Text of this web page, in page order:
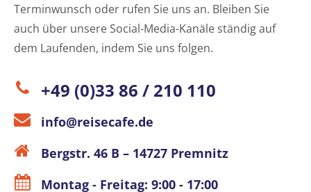
Terminwunsch oder rufen Sie uns an. Bleiben Sie
auch über unsere Social-Media-Kanäle ständig auf
dem Laufenden, indem Sie uns folgen.
+49 (0)33 86 / 210 110
info@reisecafe.de
Bergstr. 46 B – 14727 Premnitz
Montag - Freitag: 9:00 - 17:00